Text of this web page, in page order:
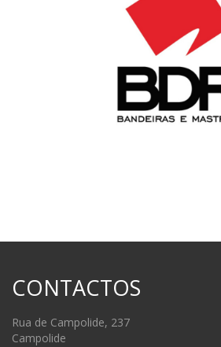
CONTACTOS
Rua de Campolide, 237
Campolide